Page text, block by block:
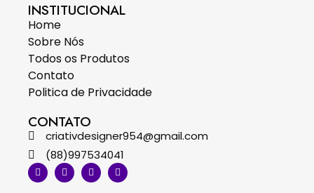
INSTITUCIONAL
Home
Sobre Nós
Todos os Produtos
Contato
Politica de Privacidade
CONTATO
criativdesigner954@gmail.com
(88)997534041